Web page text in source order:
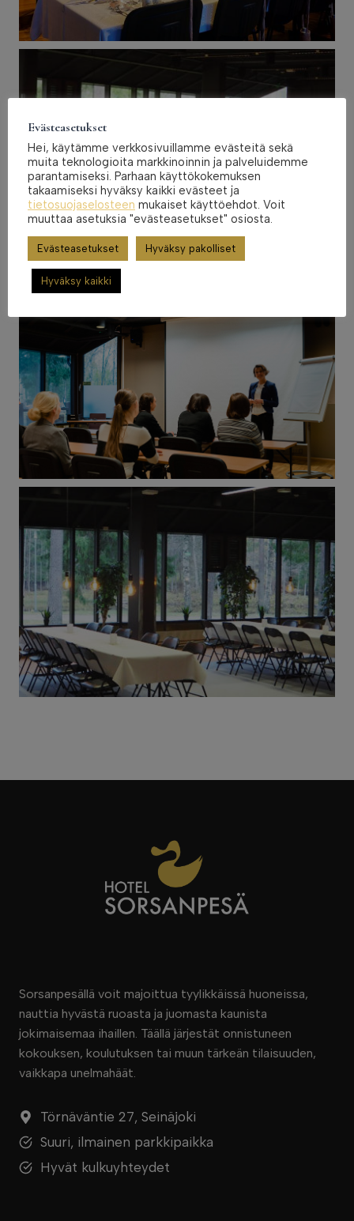
Sorsanpesällä voit majoittua tyylikkäissä huoneissa,
nauttia hyvästä ruoasta ja juomasta kaunista
jokimaisemaa ihaillen. Täällä järjestät onnistuneen
kokouksen, koulutuksen tai muun tärkeän tilaisuuden,
vaikkapa unelmahäät.
Törnäväntie 27, Seinäjoki
Suuri, ilmainen parkkipaikka
Hyvät kulkuyhteydet
Evästeasetukset
Hei, käytämme verkkosivuillamme evästeitä sekä
muita teknologioita markkinoinnin ja palveluidemme
parantamiseksi. Parhaan käyttökokemuksen
takaamiseksi hyväksy kaikki evästeet ja
tietosuojaselosteen mukaiset käyttöehdot. Voit
muuttaa asetuksia "evästeasetukset" osiosta.
Evästeasetukset Hyväksy pakolliset
Hyväksy kaikki